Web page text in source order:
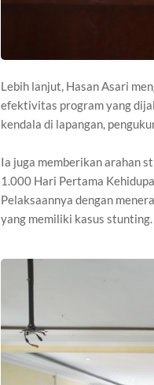
Lebih lanjut, Hasan Asari
efektivitas program yang
kendala di lapangan,
Ia juga memberikan arahan
1.000 Hari Pertama
Pelaksaannya dengan
yang memiliki kasus stunting.